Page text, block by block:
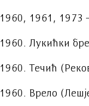
1960, 1961, 1973
1960. Лукићки
1960. Течић
1960. Врело